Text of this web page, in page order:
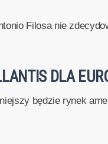
Filosa nie
DLA
będzie rynek